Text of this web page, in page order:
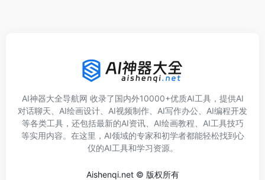
AI神器大全导航网 收录了国内外10000+优质AI工具，提供AI
对话聊天、AI绘画设计、AI视频制作、AI写作办公、AI编程开发
等各类工具，还包括最新的AI资讯、AI绘画教程、AI工具技巧
等实用内容。在这里，AI领域的专家和初学者都能轻松找到心
仪的AI工具和学习资源。
Aishenqi.net © 版权所有